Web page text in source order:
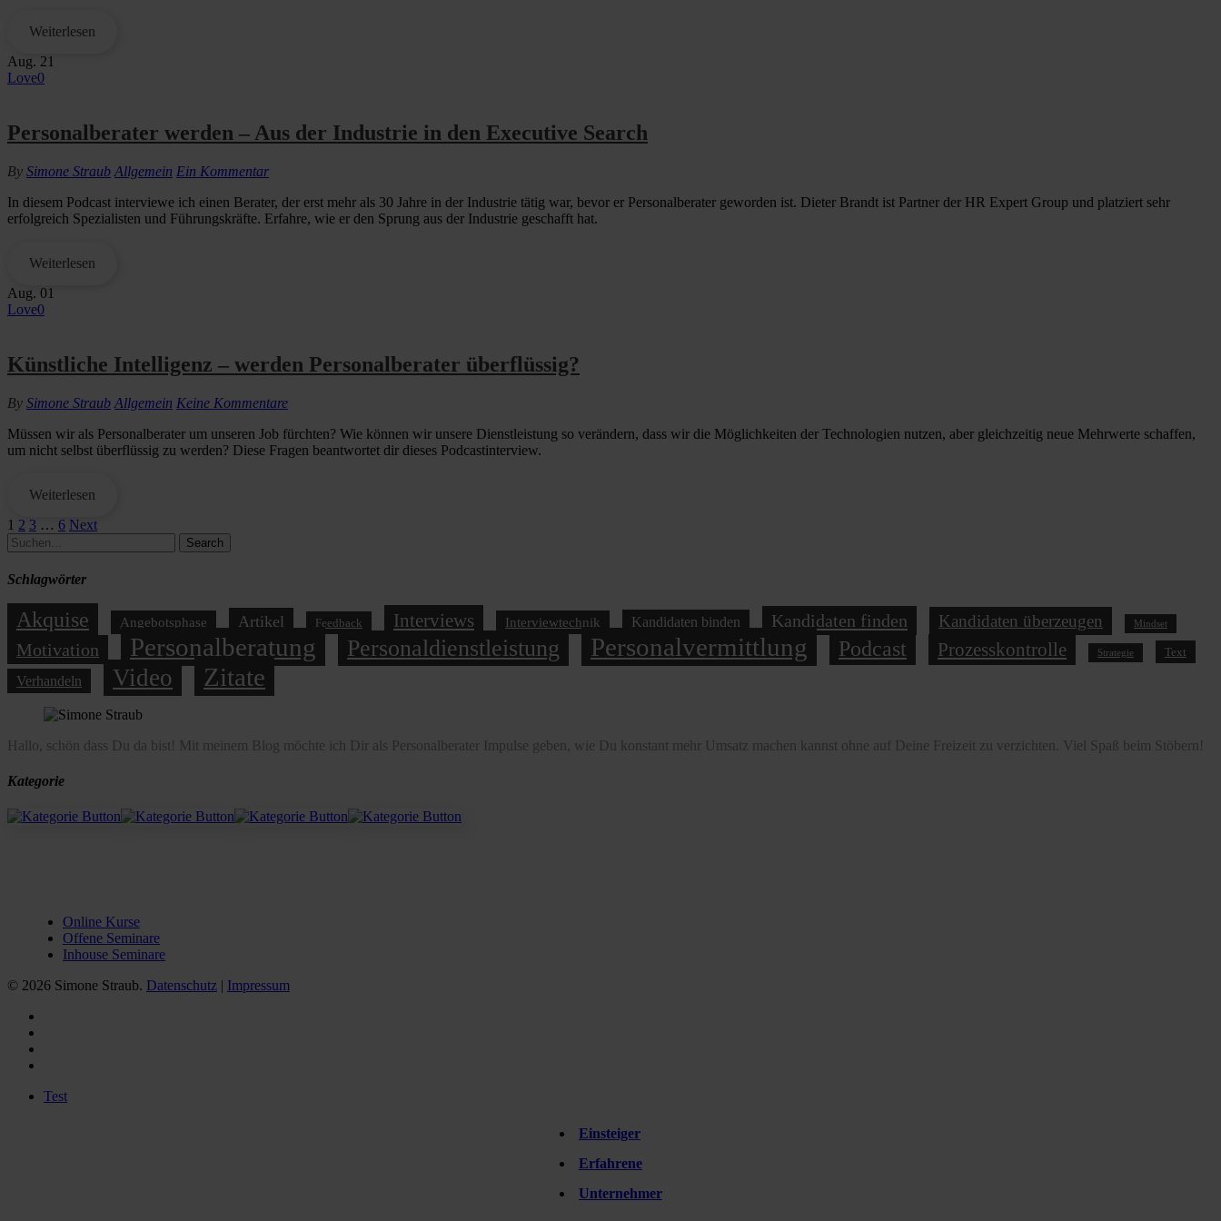
Weiterlesen
Aug. 21
Love0
Personalberater werden – Aus der Industrie in den Executive Search
By Simone Straub Allgemein Ein Kommentar
In diesem Podcast interviewe ich einen Berater, der erst mehr als 30 Jahre in der Industrie tätig war, bevor er Personalberater geworden ist. Dieter Brandt ist Partner der HR Expert Group und platziert sehr
erfolgreich Spezialisten und Führungskräfte. Erfahre, wie er den Sprung aus der Industrie geschafft hat.
Weiterlesen
Aug. 01
Love0
Künstliche Intelligenz – werden Personalberater überflüssig?
By Simone Straub Allgemein Keine Kommentare
Müssen wir als Personalberater um unseren Job fürchten? Wie können wir unsere Dienstleistung so verändern, dass wir die Möglichkeiten der Technologien nutzen, aber gleichzeitig neue Mehrwerte schaffen,
um nicht selbst überflüssig zu werden? Diese Fragen beantwortet dir dieses Podcastinterview.
Weiterlesen
1 2 3 … 6 Next
Search
Schlagwörter
Akquise Angebotsphase Artikel Feedback Interviews Interviewtechnik Kandidaten binden Kandidaten finden Kandidaten überzeugen Mindset
Motivation Personalberatung Personaldienstleistung Personalvermittlung Podcast Prozesskontrolle Strategie Text
Verhandeln Video Zitate
Hallo, schön dass Du da bist! Mit meinem Blog möchte ich Dir als Personalberater Impulse geben, wie Du konstant mehr Umsatz machen kannst ohne auf Deine Freizeit zu verzichten. Viel Spaß beim Stöbern!
Kategorie
Online Kurse
Offene Seminare
Inhouse Seminare
© 2026 Simone Straub. Datenschutz | Impressum
Close
Test
Einsteiger
Erfahrene
Unternehmer